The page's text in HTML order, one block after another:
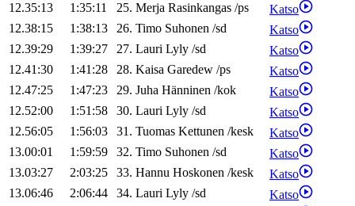
12.35:13
1:35:11 25. Merja Rasinkangas /ps
Katso
12.38:15
1:38:13 26. Timo Suhonen /sd
Katso
12.39:29
1:39:27 27. Lauri Lyly /sd
Katso
12.41:30
1:41:28 28. Kaisa Garedew /ps
Katso
12.47:25
1:47:23 29. Juha Hänninen /kok
Katso
12.52:00
1:51:58 30. Lauri Lyly /sd
Katso
12.56:05
1:56:03 31. Tuomas Kettunen /kesk
Katso
13.00:01
1:59:59 32. Timo Suhonen /sd
Katso
13.03:27
2:03:25 33. Hannu Hoskonen /kesk
Katso
13.06:46
2:06:44 34. Lauri Lyly /sd
Katso